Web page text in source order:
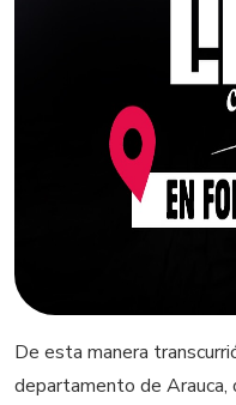
De esta manera
departamento de